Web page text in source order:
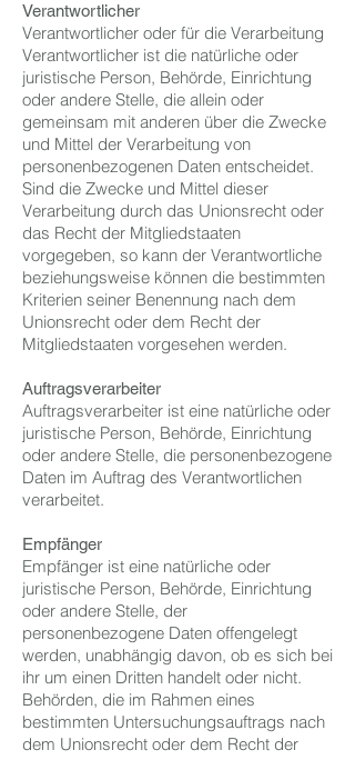
Verantwortlicher
Verantwortlicher oder für die Verarbeitung
Verantwortlicher ist die natürliche oder
juristische Person, Behörde, Einrichtung
oder andere Stelle, die allein oder
gemeinsam mit anderen über die Zwecke
und Mittel der Verarbeitung von
personenbezogenen Daten entscheidet.
Sind die Zwecke und Mittel dieser
Verarbeitung durch das Unionsrecht oder
das Recht der Mitgliedstaaten
vorgegeben, so kann der Verantwortliche
beziehungsweise können die bestimmten
Kriterien seiner Benennung nach dem
Unionsrecht oder dem Recht der
Mitgliedstaaten vorgesehen werden.
Auftragsverarbeiter
Auftragsverarbeiter ist eine natürliche oder
juristische Person, Behörde, Einrichtung
oder andere Stelle, die personenbezogene
Daten im Auftrag des Verantwortlichen
verarbeitet.
Empfänger
Empfänger ist eine natürliche oder
juristische Person, Behörde, Einrichtung
oder andere Stelle, der
personenbezogene Daten offengelegt
werden, unabhängig davon, ob es sich bei
ihr um einen Dritten handelt oder nicht.
Behörden, die im Rahmen eines
bestimmten Untersuchungsauftrags nach
dem Unionsrecht oder dem Recht der